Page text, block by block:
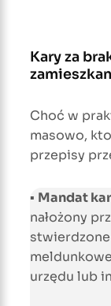
Kary za
Choć w
masowo,
przepisy
▪ Mandat
nałożony
urzędu lub